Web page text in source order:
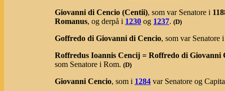
Giovanni di Cencio (Centii), som var Senatore i
Romanus, og derpå i 1230 og 1237. (D)
Goffredo di Giovanni di Cencio, som var Senatore
Roffredus Ioannis Cencij = Roffredo di Giovanni
som Senatore i Rom. (D)
Giovanni Cencio, som i 1284 var Senatore og